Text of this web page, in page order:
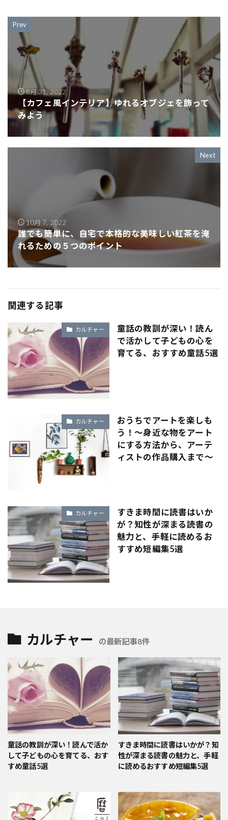
Prev
8月 31, 2022
【カフェ風インテリア】ゆれるオブジェを飾って
みよう
Next
10月 7, 2022
誰でも簡単に、自宅で本格的な美味しい紅茶を淹
れるための５つのポイント
関連する記事
カルチャー
童話の教訓が深い！読ん
で活かして子どもの心を
育てる、おすすめ童話5選
カルチャー
おうちでアートを楽しも
う！～身近な物をアート
にする方法から、アーテ
ィストの作品購入まで～
カルチャー
すきま時間に読書はいか
が？知性が深まる読書の
魅力と、手軽に読めるお
すすめ短編集5選
カルチャー の最新記事8件
童話の教訓が深い！読んで活か
して子どもの心を育てる、おす
すめ童話5選
すきま時間に読書はいかが？知
性が深まる読書の魅力と、手軽
に読めるおすすめ短編集5選